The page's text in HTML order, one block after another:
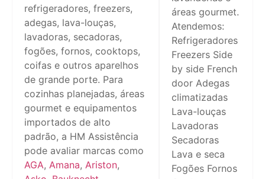
refrigeradores, freezers,
adegas, lava-louças,
lavadoras, secadoras,
fogões, fornos, cooktops,
coifas e outros aparelhos
de grande porte. Para
cozinhas planejadas, áreas
gourmet e equipamentos
importados de alto
padrão, a HM Assistência
pode avaliar marcas como
AGA, Amana, Ariston,
áreas gourmet.
Atendemos:
Refrigeradores
Freezers Side
by side French
door Adegas
climatizadas
Lava-louças
Lavadoras
Secadoras
Lava e seca
Fogões Fornos